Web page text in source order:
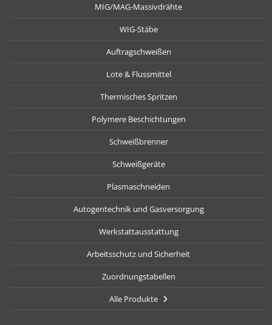
MIG/MAG-Massivdrähte
WIG-Stäbe
Auftragschweißen
Lote & Flussmittel
Thermisches Spritzen
Polymere Beschichtungen
Schweißbrenner
Schweißgeräte
Plasmaschneiden
Autogentechnik und Gasversorgung
Werkstattausstattung
Arbeitsschutz und Sicherheit
Zuordnungstabellen
Alle Produkte